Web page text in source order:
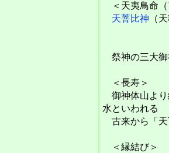
＜天夷鳥命（
天菩比神 （
祭神の三大御
＜長寿＞
御神体山より
水といわれる
古来から「天
＜縁結び＞